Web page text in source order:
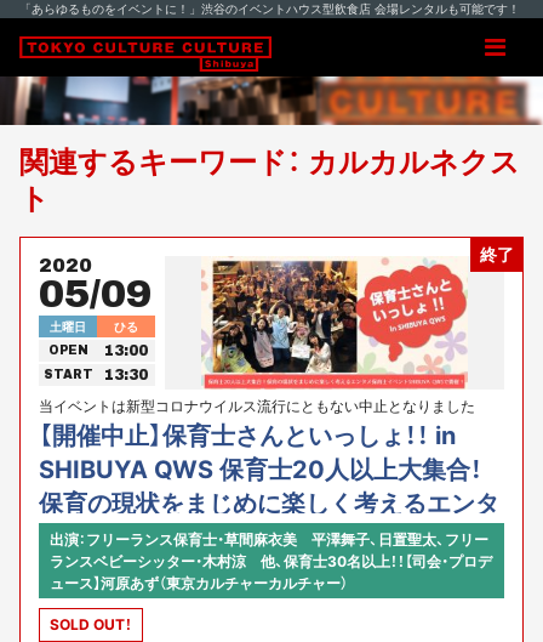
「あらゆるものをイベントに！」渋谷のイベントハウス型飲食店 会場レンタルも可能です！
関連するキーワード： カルカルネクス
ト
終了
2020
05/09
土曜日 ひる
OPEN 13:00
START 13:30
当イベントは新型コロナウイルス流行にともない中止となりました
【開催中止】保育士さんといっしょ！！ in
SHIBUYA QWS 保育士20人以上大集合！
保育の現状をまじめに楽しく考えるエンタ
メ保育士イベント開催！
出演：フリーランス保育士・草間麻衣美 平澤舞子、日置聖太、フリー
ランスベビーシッター・木村涼 他、保育士30名以上！！【司会・プロデ
ュース】河原あず（東京カルチャーカルチャー）
SOLD OUT！